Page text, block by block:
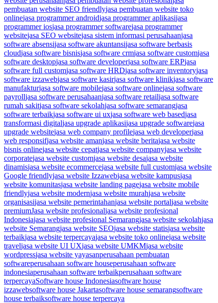
pembuatan website SEO friendlyjasa pembuatan website toko
onlinejasa programmer androidjasa programmer aplikasijasa
programmer iosjasa programmer softwarejasa programmer
websitejasa SEO websitejasa sistem informasi perusahaanjasa
software absensijasa software akuntansijasa software berbasis
cloudjasa software bisnisjasa software crmjasa software customjasa
software desktopjasa software developerjasa software ERPjasa
software full customjasa software HRDjasa software inventoryjasa
software izzawebjasa software kasirjasa software klinikjasa software
manufakturjasa software mobilejasa software onlinejasa software
payrolljasa software perusahaanjasa software retailjasa software
rumah sakitjasa software sekolahjasa software semarangjasa
software terbaikjasa software ui uxjasa software web basedjasa
transformasi digitaljasa upgrade aplikasijasa upgrade softwarejasa
upgrade websitejasa web company profilejasa web developerjasa
web responsifjasa website amanjasa website beritajasa website
bisnis onlinejasa website cepatjasa website companyjasa website
corporatejasa website customjasa website desajasa website
dinamisjasa website ecommercejasa website full customjasa website
Google friendlyjasa website Izzawebjasa website kampusjasa
website komunitasjasa website landing pagejasa website mobile
friendlyjasa website modernjasa website murahjasa website
organisasijasa website pemerintahanjasa website portaljasa website
premiumJasa website profesionaljasa website profesional
Indonesiajasa website profesional Semarangjasa website sekolahjasa
website Semarangjasa website SEOjasa website statisjasa website
terbaikjasa website terpercayajasa website toko onlinejasa website
traveljasa website UI UXjasa website UMKMjasa website
wordpressjasa website yayasanperusahaan pembuatan
softwareperusahaan software houseperusahaan software
indonesiaperusahaan software terbaikperusahaan software
terpercayaSoftware house Indonesiasoftware house
izzawebsoftware house Jakartasoftware house semarangsoftware
house terbaiksoftware house terpercaya